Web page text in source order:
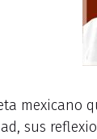
mexicano
sus